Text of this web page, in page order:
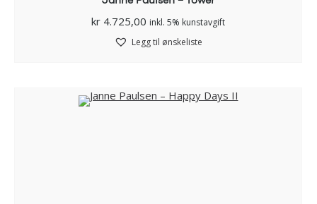
kr 4.725,00 inkl. 5% kunstavgift
Legg til ønskeliste